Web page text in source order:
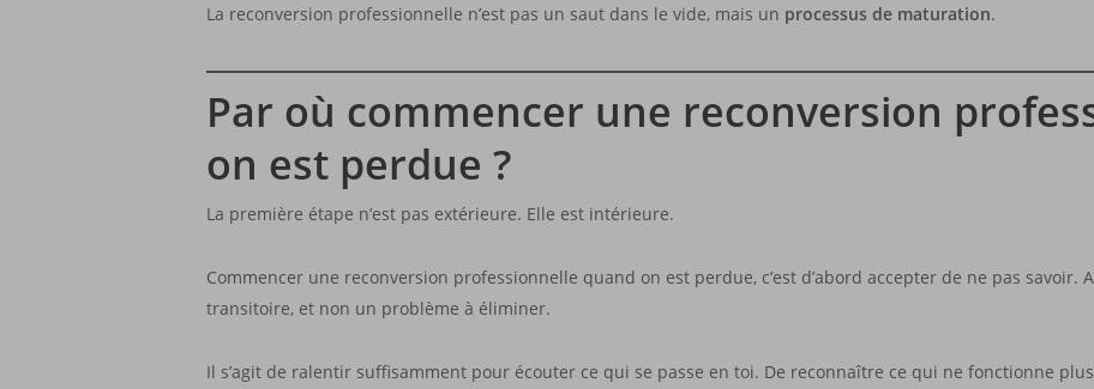
La reconversion professionnelle n’est pas un saut dans le vide, mais un processus de maturation.
Par où commencer une reconversion
on est perdue ?
La première étape n’est pas extérieure. Elle est intérieure.
Commencer une reconversion professionnelle quand on est perdue, c’est d’abord accepter de ne pas savoir.
transitoire, et non un problème à éliminer.
Il s’agit de ralentir suffisamment pour écouter ce qui se passe en toi. De reconnaître ce qui ne fonctionne